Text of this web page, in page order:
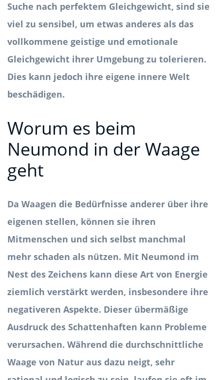
Suche nach perfektem Gleichgewicht, sind sie
viel zu sensibel, um etwas anderes als das
vollkommene geistige und emotionale
Gleichgewicht ihrer Umgebung zu tolerieren.
Dies kann jedoch ihre eigene innere Welt
beschädigen.
Worum es beim
Neumond in der Waage
geht
Da Waagen die Bedürfnisse anderer über ihre
eigenen stellen, können sie ihren
Mitmenschen und sich selbst manchmal
mehr schaden als nützen. Mit Neumond im
Nest des Zeichens kann diese Art von Energie
ziemlich verstärkt werden, insbesondere ihre
negativeren Aspekte. Dieser übermäßige
Ausdruck des Schattenhaften kann Probleme
verursachen. Während die durchschnittliche
Waage von Natur aus dazu neigt, sehr